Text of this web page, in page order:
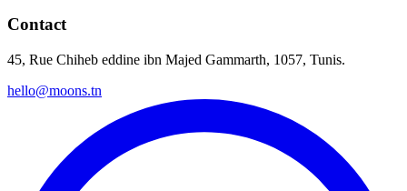
Contact
45, Rue Chiheb eddine ibn Majed Gammarth, 1057, Tunis.
hello@moons.tn